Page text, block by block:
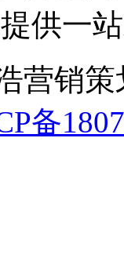
供一
营销策
备